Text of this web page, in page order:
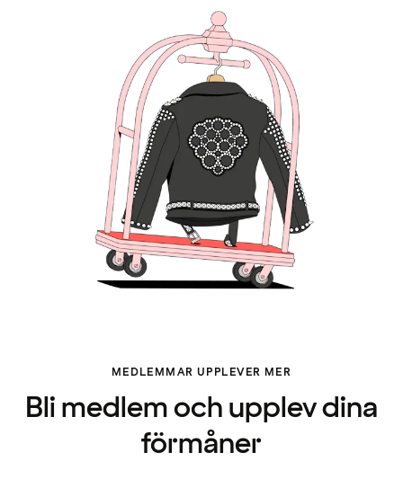
MEDLEMMAR UPPLEVER MER
Bli medlem och upplev dina
förmåner